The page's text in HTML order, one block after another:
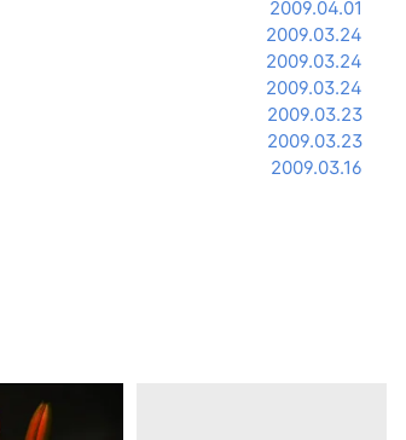
2009.04.01
2009.03.24
2009.03.24
2009.03.24
2009.03.23
2009.03.23
2009.03.16